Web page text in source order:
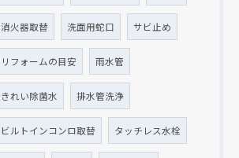
消火器取替 洗面用蛇口 サビ止め
リフォームの目安 雨水管
きれい除菌水 排水管洗浄
ビルトインコンロ取替 タッチレス水栓